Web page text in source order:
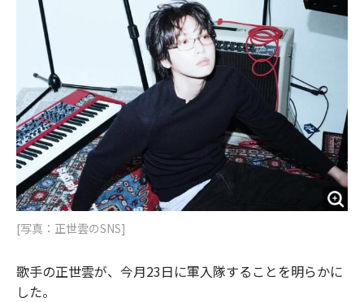
[写真：正世雲のSNS]
歌手の正世雲が、今月23日に軍入隊することを明らかに
した。